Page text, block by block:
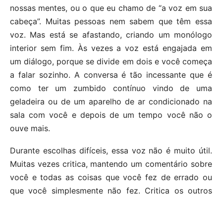
nossas mentes, ou o que eu chamo de “a voz em sua
cabeça”. Muitas pessoas nem sabem que têm essa
voz. Mas está se afastando, criando um monólogo
interior sem fim. Às vezes a voz está engajada em
um diálogo, porque se divide em dois e você começa
a falar sozinho. A conversa é tão incessante que é
como ter um zumbido contínuo vindo de uma
geladeira ou de um aparelho de ar condicionado na
sala com você e depois de um tempo você não o
ouve mais.
Durante escolhas difíceis, essa voz não é muito útil.
Muitas vezes critica, mantendo um comentário sobre
você e todas as coisas que você fez de errado ou
que você simplesmente não fez. Critica os outros